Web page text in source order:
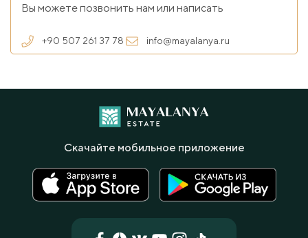
Вы можете позвонить нам или написать
+90 507 261 37 78 info@mayalanya.ru
Скачайте мобильное приложение